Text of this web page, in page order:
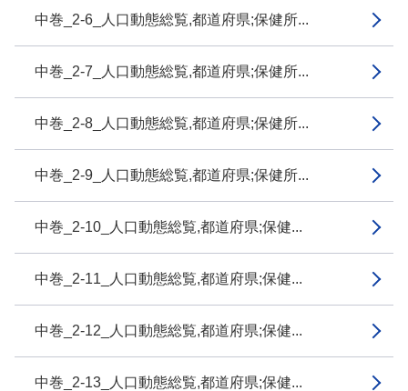
中巻_2-6_人口動態総覧,都道府県;保健所...
中巻_2-7_人口動態総覧,都道府県;保健所...
中巻_2-8_人口動態総覧,都道府県;保健所...
中巻_2-9_人口動態総覧,都道府県;保健所...
中巻_2-10_人口動態総覧,都道府県;保健...
中巻_2-11_人口動態総覧,都道府県;保健...
中巻_2-12_人口動態総覧,都道府県;保健...
中巻_2-13_人口動態総覧,都道府県;保健...